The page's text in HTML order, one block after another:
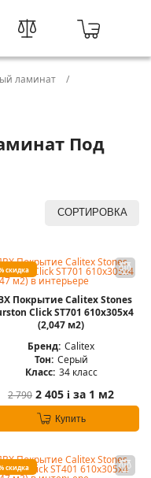
ламинат
Под
СОРТИРОВКА
скидка
Покрытие Calitex Stones
Click ST701 610x305x4
(2,047 м2)
Бренд: Calitex
Тон: Серый
Класс: 34 класс
2 790 2 405 i за 1 м2
Купить
скидка